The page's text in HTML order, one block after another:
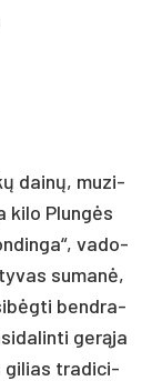
dainų, mu­zi­
ki­lo Plungės
va­do­
su­manė,
bend­ra­
gerą­ja
gi­lias tra­di­ci­